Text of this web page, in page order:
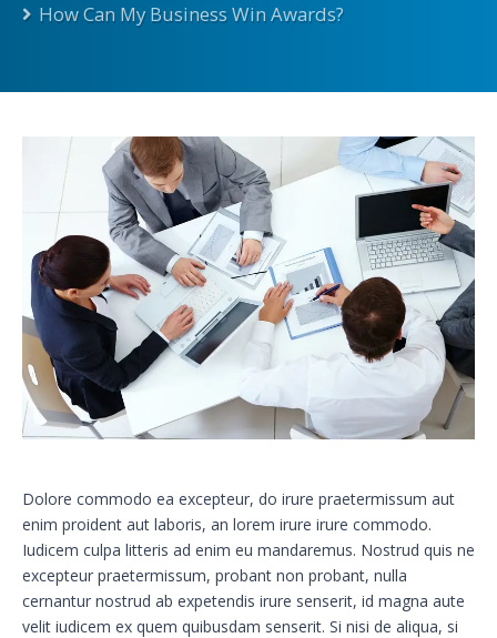
How Can My Business Win Awards?
Dolore commodo ea excepteur, do irure praetermissum aut
enim proident aut laboris, an lorem irure irure commodo.
Iudicem culpa litteris ad enim eu mandaremus. Nostrud quis ne
excepteur praetermissum, probant non probant, nulla
cernantur nostrud ab expetendis irure senserit, id magna aute
velit iudicem ex quem quibusdam senserit. Si nisi de aliqua, si